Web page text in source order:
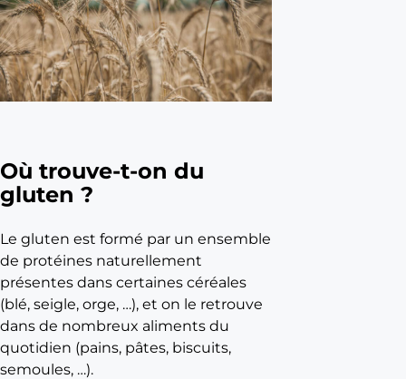
m
e
u
n
i
L
e
m
é
t
i
e
r
s
Où trouve-t-on du
gluten ?
Le gluten est formé par un ensemble
de protéines naturellement
présentes dans certaines céréales
(blé, seigle, orge, …), et on le retrouve
dans de nombreux aliments du
quotidien (pains, pâtes, biscuits,
semoules, …).